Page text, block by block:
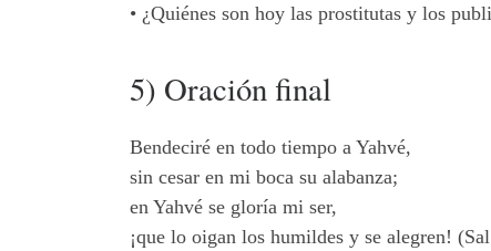
• ¿Quiénes son hoy las prostitutas y los
5) Oración final
Bendeciré en todo tiempo a Yahvé,
sin cesar en mi boca su alabanza;
en Yahvé se gloría mi ser,
¡que lo oigan los humildes y se alegren!